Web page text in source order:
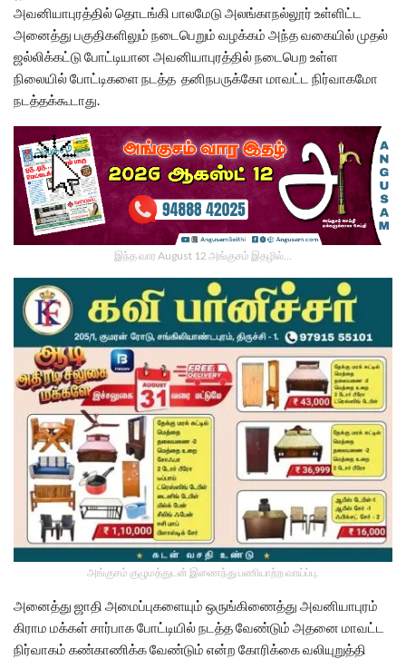
அவனியாபுரத்தில் தொடங்கி பாலமேடு அலங்காநல்லூர் உள்ளிட்ட
அனைத்து பகுதிகளிலும் நடைபெறும் வழக்கம் அந்த வகையில் முதல்
ஜல்லிக்கட்டு போட்டியான அவனியாபுரத்தில் நடைபெற உள்ள
நிலையில் போட்டிகளை நடத்த தனிநபருக்கோ மாவட்ட நிர்வாகமோ
நடத்தக்கூடாது.
இந்த வார August 12 அங்குசம் இதழில்…
அங்குசம் குழுமத்துடன் இணைந்து பணியாற்ற வாய்ப்பு.
அனைத்து ஜாதி அமைப்புகளையும் ஒருங்கிணைத்து அவனியாபுரம்
கிராம மக்கள் சார்பாக போட்டியில் நடத்த வேண்டும் அதனை மாவட்ட
நிர்வாகம் கண்காணிக்க வேண்டும் என்ற கோரிக்கை வலியுறுத்தி